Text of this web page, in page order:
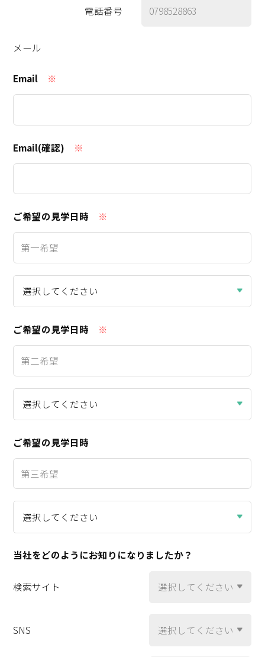
電話番号
メール
Email ※
Email(確認) ※
ご希望の見学日時 ※
ご希望の見学日時 ※
ご希望の見学日時
当社をどのようにお知りになりましたか？
検索サイト
SNS